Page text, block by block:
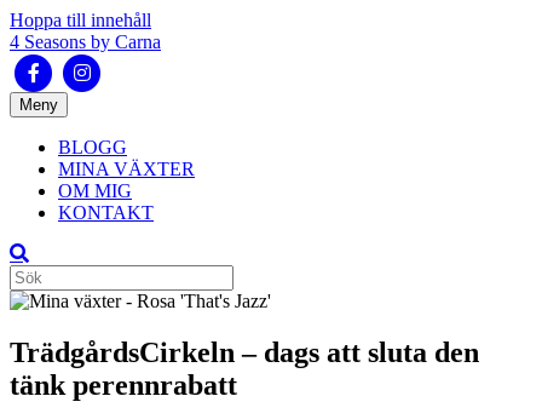
Hoppa till innehåll
4 Seasons by Carna
FacebookInstagram
Meny
BLOGG
MINA VÄXTER
OM MIG
KONTAKT
TrädgårdsCirkeln – dags att sluta den
tänk perennrabatt